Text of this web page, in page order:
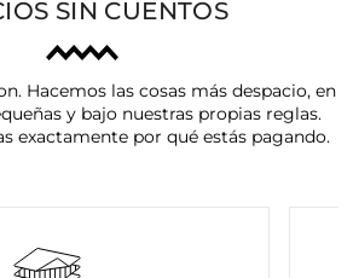
SIN CUENTOS
Hacemos las cosas más despacio, en
y bajo nuestras propias reglas.
exactamente por qué estás pagando.